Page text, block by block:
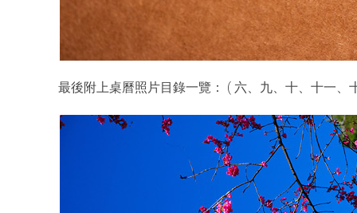
最後附上桌曆照片目錄一覽： ( 六、九、十、十一